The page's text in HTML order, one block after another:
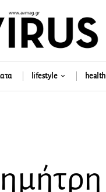
lifestyle health